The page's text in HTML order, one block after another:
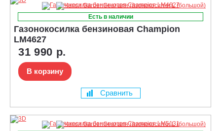
Есть в наличии
Газонокосилка бензиновая Champion
LM4627
31 990 р.
В корзину
Сравнить